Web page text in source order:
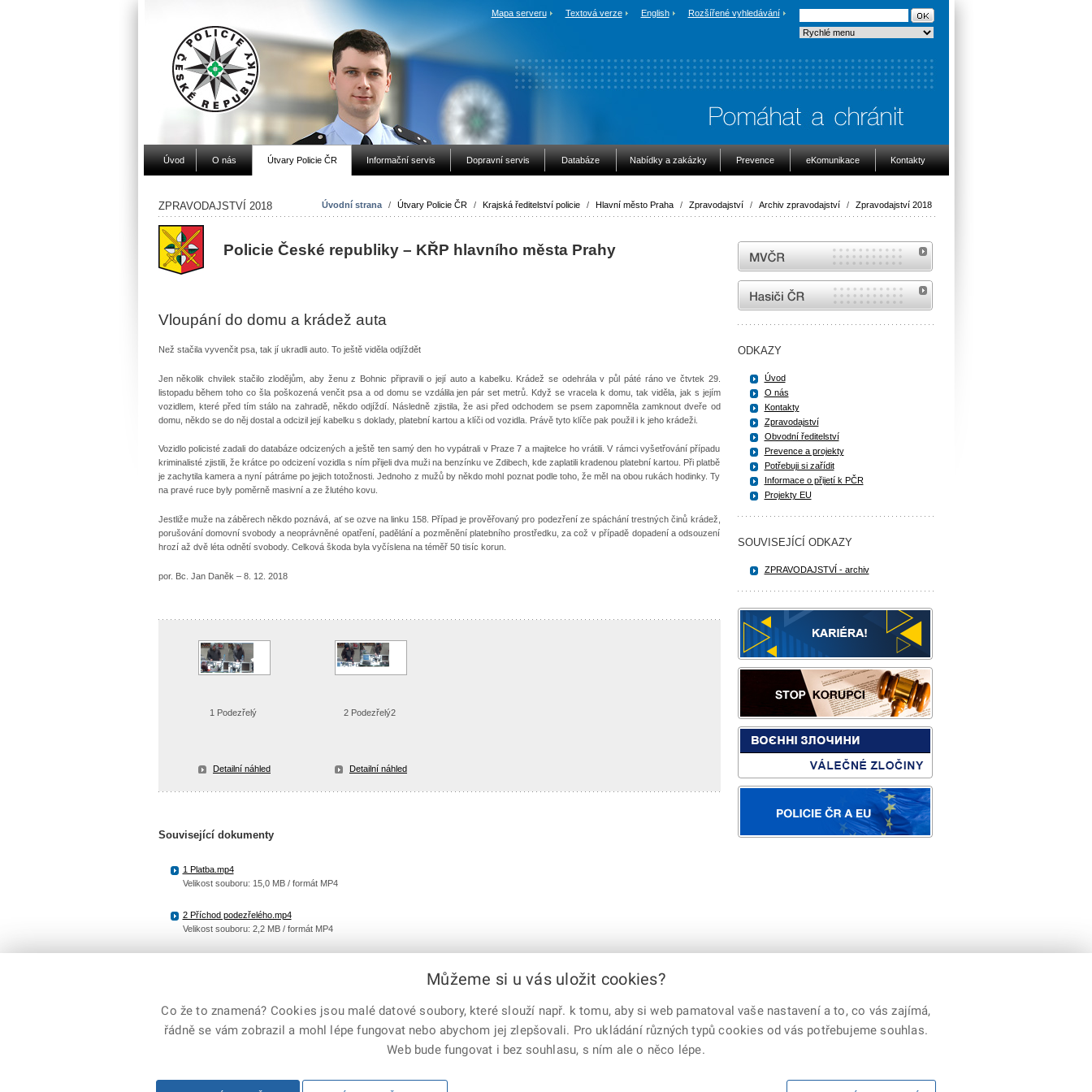
Mapa serveru Textová verze English Rozšířené vyhledávání
Úvod O nás Útvary Policie ČR Informační servis Dopravní servis Databáze Nabídky a zakázky Prevence eKomunikace Kontakty
Úvodní strana / Útvary Policie ČR / Krajská ředitelství policie / Hlavní město Praha / Zpravodajství / Archiv zpravodajství / Zpravodajství 2018
ZPRAVODAJSTVÍ 2018
Policie České republiky – KŘP hlavního města Prahy
Vloupání do domu a krádež auta
Než stačila vyvenčit psa, tak jí ukradli auto. To ještě viděla odjíždět
Jen několik chvilek stačilo zlodějům, aby ženu z Bohnic připravili o její auto a kabelku. Krádež se odehrála v půl páté ráno ve čtvtek 29.
listopadu během toho co šla poškozená venčit psa a od domu se vzdálila jen pár set metrů. Když se vracela k domu, tak viděla, jak s jejím
vozidlem, které před tím stálo na zahradě, někdo odjíždí. Následně zjistila, že asi před odchodem se psem zapomněla zamknout dveře od
domu, někdo se do něj dostal a odcizil její kabelku s doklady, platební kartou a klíči od vozidla. Právě tyto klíče pak použil i k jeho krádeži.
Vozidlo policisté zadali do databáze odcizených a ještě ten samý den ho vypátrali v Praze 7 a majitelce ho vrátili. V rámci vyšetřování případu
kriminalisté zjistili, že krátce po odcizení vozidla s ním přijeli dva muži na benzínku ve Zdibech, kde zaplatili kradenou platební kartou. Při platbě
je zachytila kamera a nyní pátráme po jejich totožnosti. Jednoho z mužů by někdo mohl poznat podle toho, že měl na obou rukách hodinky. Ty
na pravé ruce byly poměrně masivní a ze žlutého kovu.
Jestliže muže na záběrech někdo poznává, ať se ozve na linku 158. Případ je prověřovaný pro podezření ze spáchání trestných činů krádež,
porušování domovní svobody a neoprávněné opatření, padělání a pozměnění platebního prostředku, za což v případě dopadení a odsouzení
hrozí až dvě léta odnětí svobody. Celková škoda byla vyčíslena na téměř 50 tisíc korun.
por. Bc. Jan Daněk – 8. 12. 2018
1 Podezřelý
Detailní náhled
2 Podezřelý2
Detailní náhled
Související dokumenty
1 Platba.mp4
Velikost souboru: 15,0 MB / formát MP4
2 Příchod podezřelého.mp4
Velikost souboru: 2,2 MB / formát MP4
Corp.
Facebook
MVČR
internetové stránky Hasiči ČR
ODKAZY
Úvod
O nás
Kontakty
Zpravodajství
Obvodní ředitelství
Prevence a projekty
Potřebuji si zařídit
Informace o přijetí k PČR
Projekty EU
SOUVISEJÍCÍ ODKAZY
ZPRAVODAJSTVÍ - archiv
Můžeme si u vás uložit cookies?
Co že to znamená? Cookies jsou malé datové soubory, které slouží např. k tomu, aby si web pamatoval vaše nastavení a to, co vás zajímá,
řádně se vám zobrazil a mohl lépe fungovat nebo abychom jej zlepšovali. Pro ukládání různých typů cookies od vás potřebujeme souhlas.
Web bude fungovat i bez souhlasu, s ním ale o něco lépe.